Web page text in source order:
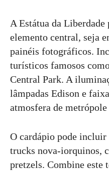
A Estátua da
elemento central, seja
painéis fotográficos.
turísticos famosos
Central Park. A
lâmpadas Edison e
atmosfera de
O cardápio pode
trucks nova-iorquinos,
pretzels. Combine este